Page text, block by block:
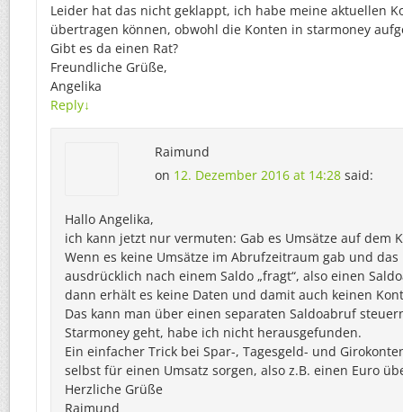
Leider hat das nicht geklappt, ich habe meine aktuellen
übertragen können, obwohl die Konten in starmoney
Gibt es da einen Rat?
Freundliche Grüße,
Angelika
Reply↓
Raimund
on 12. Dezember 2016 at 14:28 said:
Hallo Angelika,
ich kann jetzt nur vermuten: Gab es Umsätze auf dem
Wenn es keine Umsätze im Abrufzeitraum gab und
ausdrücklich nach einem Saldo „fragt“, also einen
dann erhält es keine Daten und damit auch keinen
Das kann man über einen separaten Saldoabruf
Starmoney geht, habe ich nicht herausgefunden.
Ein einfacher Trick bei Spar-, Tagesgeld- und
selbst für einen Umsatz sorgen, also z.B. einen Euro
Herzliche Grüße
Raimund